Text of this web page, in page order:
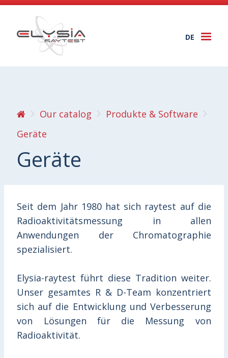
DE
Our catalog
Produkte & Software
Geräte
Geräte
Seit dem Jahr 1980 hat sich raytest auf die
Radioaktivitätsmessung in allen
Anwendungen der Chromatographie
spezialisiert.
Elysia-raytest führt diese Tradition weiter.
Unser gesamtes R & D-Team konzentriert
sich auf die Entwicklung und Verbesserung
von Lösungen für die Messung von
Radioaktivität.